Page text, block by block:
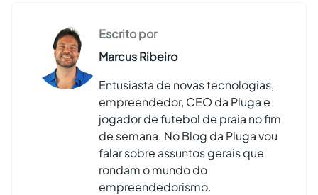
Escrito por
Marcus Ribeiro
Entusiasta de novas tecnologias,
empreendedor, CEO da Pluga e
jogador de futebol de praia no fim
de semana. No Blog da Pluga vou
falar sobre assuntos gerais que
rondam o mundo do
empreendedorismo.